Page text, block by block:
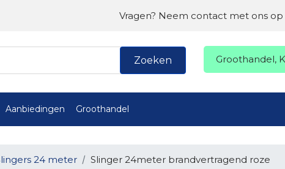
Vragen? Neem contact met ons op
Zoeken Groothandel,
Aanbiedingen Groothandel
24 meter Slinger 24meter brandvertragend roze